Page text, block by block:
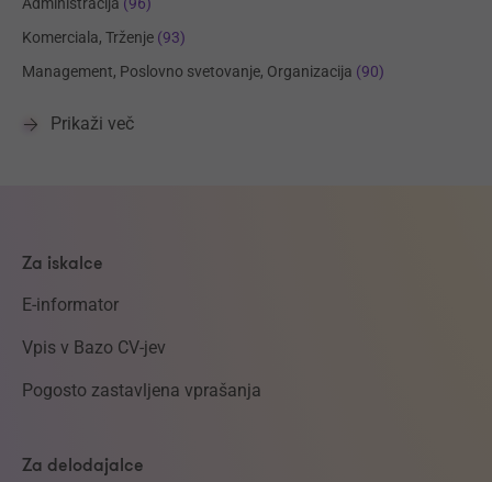
Komerciala, Trženje (93)
Management, Poslovno svetovanje, Organizacija (90)
Prikaži več
Za iskalce
E-informator
Vpis v Bazo CV-jev
Pogosto zastavljena vprašanja
Za delodajalce